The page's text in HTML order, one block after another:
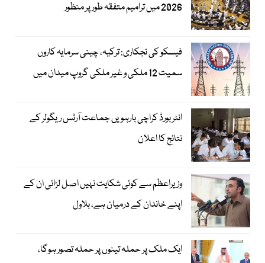
2026 میں ترامیم متفقہ طور پر منظور
فیسکو کی نجکاری: ترکیہ، چینی سرمایہ کاروں
سمیت 12 ملکی و غیر ملکی گروپ میدان میں
انٹر بورڈ کراچی بارہویں جماعت آرٹس ریگولر کے
نتائج کا اعلان
وزیراعظم سے کوئی شکایت نہیں اصل لڑائی ان کے
اپنے خاندان کے درمیان ہے، بلاول
ایک ملک پر حملہ تینوں پر حملہ تصور ہوگا،